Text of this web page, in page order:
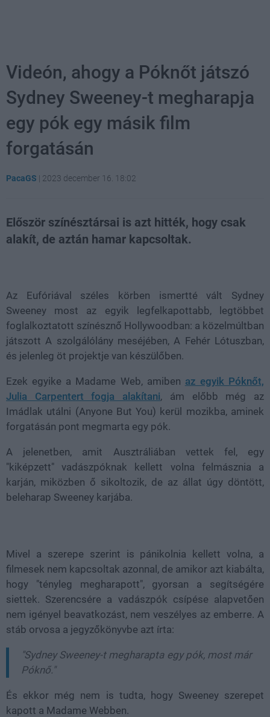
Videón, ahogy a Póknőt játszó
Sydney Sweeney-t megharapja
egy pók egy másik film
forgatásán
PacaGS | 2023 december 16. 18:02
Először színésztársai is azt hitték, hogy csak
alakít, de aztán hamar kapcsoltak.
Az Eufóriával széles körben ismertté vált Sydney
Sweeney most az egyik legfelkapottabb, legtöbbet
foglalkoztatott színésznő Hollywoodban: a közelmúltban
játszott A szolgálólány meséjében, A Fehér Lótuszban,
és jelenleg öt projektje van készülőben.
Ezek egyike a Madame Web, amiben az egyik Póknőt,
Julia Carpentert fogja alakítani, ám előbb még az
Imádlak utálni (Anyone But You) kerül mozikba, aminek
forgatásán pont megmarta egy pók.
A jelenetben, amit Ausztráliában vettek fel, egy
"kiképzett" vadászpóknak kellett volna felmásznia a
karján, miközben ő sikoltozik, de az állat úgy döntött,
beleharap Sweeney karjába.
Mivel a szerepe szerint is pánikolnia kellett volna, a
filmesek nem kapcsoltak azonnal, de amikor azt kiabálta,
hogy "tényleg megharapott", gyorsan a segítségére
siettek. Szerencsére a vadászpók csípése alapvetően
nem igényel beavatkozást, nem veszélyes az emberre. A
stáb orvosa a jegyzőkönyvbe azt írta:
"Sydney Sweeney-t megharapta egy pók, most már
Póknő."
És ekkor még nem is tudta, hogy Sweeney szerepet
kapott a Madame Webben.